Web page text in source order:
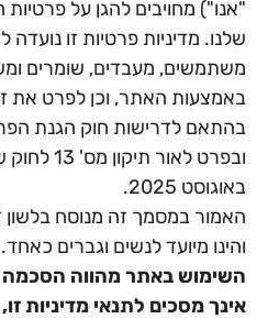
"אנו") מחויבים להגן על
שלנו. מדיניות פרטיות זו
משתמשים, מעבדים, שומרים
באמצעות האתר, וכן לפרט את
באוגוסט 2025.
האמור במסמך זה מנוסח בלשון
והינו מיועד לנשים וגברים כאחד.
השימוש באתר מהווה הסכמה
אינך מסכים לתנאי מדיניות